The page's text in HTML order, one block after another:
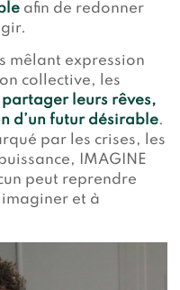
afin de redonner
mêlant expression
collective, les
partager leurs rêves,
d’un futur désirable.
par les crises, les
IMAGINE
peut reprendre
imaginer et à